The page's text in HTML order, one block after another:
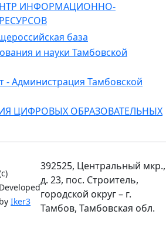
Developed
byIker3
392525, Центральный мкр.,
д. 23, пос. Строитель,
городской округ – г.
Тамбов, Тамбовская обл.